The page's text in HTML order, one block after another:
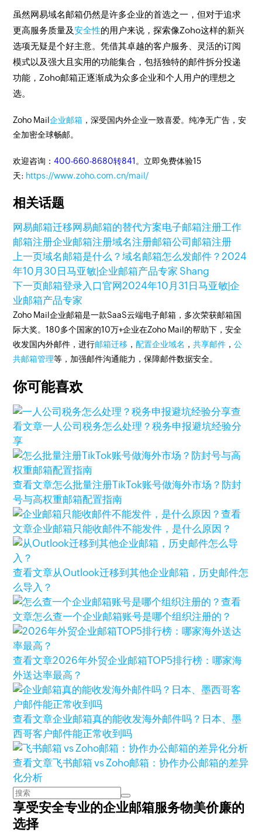
虽然网易域名邮箱仍然是许多企业的首选之一，但对于追求
更高服务质量及安全性的用户来说，探索像Zoho这样的新兴
选项无疑是个好主意。凭借其卓越的客户服务、灵活的订阅
模式以及强大且实用的功能集合，包括独特的邮件拆分投递
功能，Zoho邮箱正逐渐成为众多企业和个人用户的理想之
选。
Zoho Mail企业邮箱 ，深受国内外企业一致喜爱。纯净无广告，安
全加密全球畅邮。
欢迎咨询：400-660-8680转841 。立即免费体验15
天: https://www.zoho.com.cn/mail/
相关话题
网易邮箱迁移网易邮箱的替代方案电子邮箱注册工作
邮箱注册企业邮箱注册域名注册邮箱公司邮箱注册
上一页域名邮箱是什么？域名邮箱怎么发邮件？2024
年10月30日马亚敏|企业邮箱产品专家 Shang
下一页邮箱登录入口官网2024年10月31日马亚敏|企
业邮箱产品专家
Zoho Mail企业邮箱是一款SaaS云端电子邮箱，多次荣获邮箱国
际大奖。180多个国家的10万+企业在Zoho Mail的帮助下，安全
收发国内外邮件，进行邮箱迁移 ，配置企业域名 ，共享邮件 ，公
共邮箱管理等，加强邮件沟通能力，保障邮件数据安全。
你可能喜欢
查
看文章一人公司税务怎么处理？税务申报避坑经验分
享
查看文章怎么批量注册TikTok账号做海外市场？防封
号与高权重邮箱配置指南
查看
文章企业邮箱只能收邮件不能发件，是什么原因？
查看文章从Outlook迁移到其他企业邮箱，历史邮件怎
么导入？
查看
文章怎么查一个企业邮箱账号是哪个组织注册的？
查看文章2026年外贸企业邮箱TOP5排行榜：哪家海
外送达率最高？
查看文章企业邮箱真的能收发海外邮件吗？日本、墨
西哥客户邮件能正常收到吗
查看文章飞书邮箱 vs Zoho邮箱：协作办公邮箱的差异
化分析
享受安全专业的企业邮箱服务物美价廉的
选择